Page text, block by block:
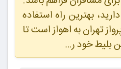
بهترین راه استفاده
تهران به اهواز است تا
بلیط خود ر…